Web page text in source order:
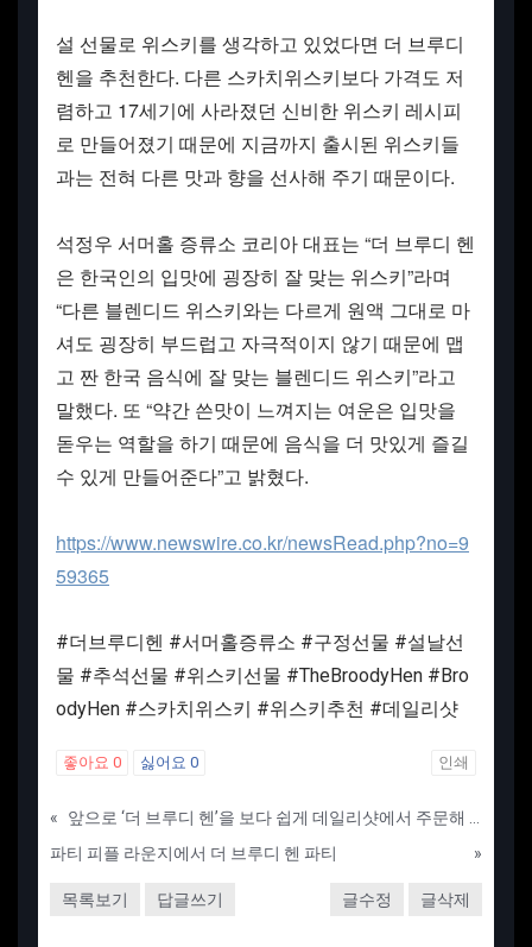
설 선물로 위스키를 생각하고 있었다면 더 브루디
헨을 추천한다. 다른 스카치위스키보다 가격도 저
렴하고 17세기에 사라졌던 신비한 위스키 레시피
로 만들어졌기 때문에 지금까지 출시된 위스키들
과는 전혀 다른 맛과 향을 선사해 주기 때문이다.
석정우 서머홀 증류소 코리아 대표는 “더 브루디 헨
은 한국인의 입맛에 굉장히 잘 맞는 위스키”라며
“다른 블렌디드 위스키와는 다르게 원액 그대로 마
셔도 굉장히 부드럽고 자극적이지 않기 때문에 맵
고 짠 한국 음식에 잘 맞는 블렌디드 위스키”라고
말했다. 또 “약간 쓴맛이 느껴지는 여운은 입맛을
돋우는 역할을 하기 때문에 음식을 더 맛있게 즐길
수 있게 만들어준다”고 밝혔다.
https://www.newswire.co.kr/newsRead.php?no=9
59365
#더브루디헨 #서머홀증류소 #구정선물 #설날선
물 #추석선물 #위스키선물 #TheBroodyHen #Bro
odyHen #스카치위스키 #위스키추천 #데일리샷
좋아요 0 싫어요 0 인쇄
«
파티 피플 라운지에서 더 브루디 헨 파티
»
목록보기 답글쓰기 글수정 글삭제